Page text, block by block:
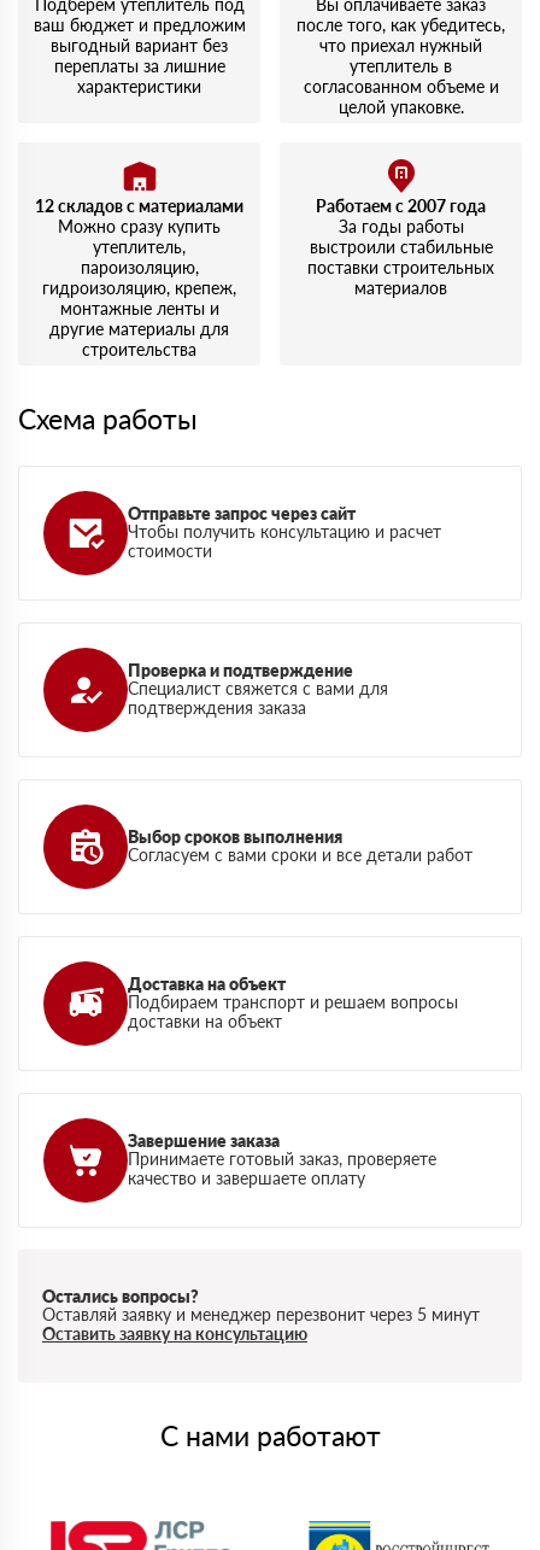
Подберем утеплитель под
ваш бюджет и предложим
выгодный вариант без
переплаты за лишние
характеристики
Вы оплачиваете заказ
после того, как убедитесь,
что приехал нужный
утеплитель в
согласованном объеме и
целой упаковке.
12 складов с материалами
Можно сразу купить
утеплитель,
пароизоляцию,
гидроизоляцию, крепеж,
монтажные ленты и
другие материалы для
строительства
Работаем с 2007 года
За годы работы
выстроили стабильные
поставки строительных
материалов
Схема работы
Отправьте запрос через сайт
Чтобы получить консультацию и расчет
стоимости
Проверка и подтверждение
Специалист свяжется с вами для
подтверждения заказа
Выбор сроков выполнения
Согласуем с вами сроки и все детали работ
Доставка на объект
Подбираем транспорт и решаем вопросы
доставки на объект
Завершение заказа
Принимаете готовый заказ, проверяете
качество и завершаете оплату
Остались вопросы?
Оставляй заявку и менеджер перезвонит через 5 минут
Оставить заявку на консультацию
С нами работают